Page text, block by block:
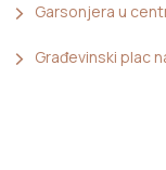
Garsonjera u
Građevinski plac